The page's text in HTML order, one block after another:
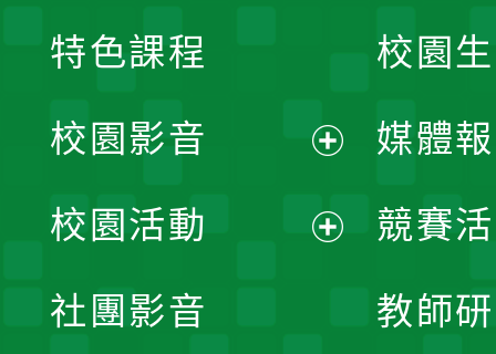
校園
媒體
競賽
教師
特色課程
校園影音
開
校園活動
社團影音